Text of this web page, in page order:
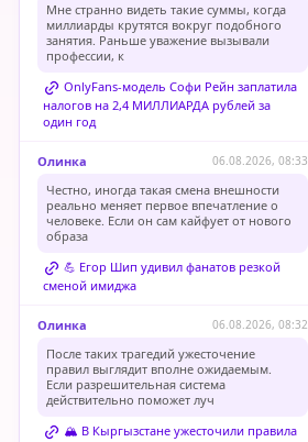
Мне странно видеть такие суммы, когда
миллиарды крутятся вокруг подобного
занятия. Раньше уважение вызывали
профессии, к
OnlyFans-модель Софи Рейн заплатила
налогов на 2,4 МИЛЛИАРДА рублей за
один год
Олинка 06.08.2026, 08:33
Честно, иногда такая смена внешности
реально меняет первое впечатление о
человеке. Если он сам кайфует от нового
образа
💪 Егор Шип удивил фанатов резкой
сменой имиджа
Олинка 06.08.2026, 08:32
После таких трагедий ужесточение
правил выглядит вполне ожидаемым.
Если разрешительная система
действительно поможет луч
🏔️ В Кыргызстане ужесточили правила